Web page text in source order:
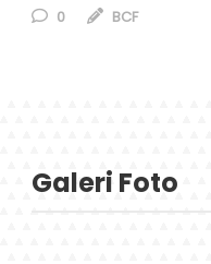
0 BCF
Galeri Foto